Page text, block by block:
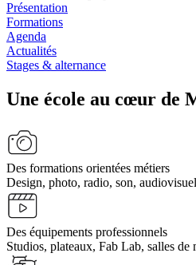
Présentation
Formations
Agenda
Actualités
Stages & alternance
Une école au cœur de
Des formations orientées métiers
Design, photo, radio, son,
Des équipements professionnels
Studios, plateaux, Fab Lab, salles de